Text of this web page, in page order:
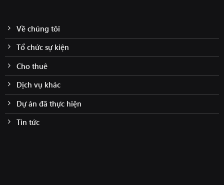
Về chúng tôi
Tổ chức sự kiện
Cho thuê
Dịch vụ khác
Dự án đã thực hiện
Tin tức